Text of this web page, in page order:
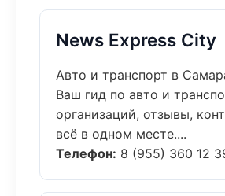
News Express City
Авто и транспорт в
Ваш гид по авто и
организаций, отзывы,
всё в одном месте....
Телефон: 8 (955) 360 12